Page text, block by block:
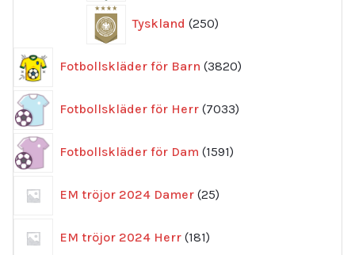
Tyskland 250
produkter
Fotbollskläder för Barn 3820
produkter
Fotbollskläder för Herr 7033
produkter
Fotbollskläder för Dam 1591
produkter
EM tröjor 2024 Damer 25
produkter
EM tröjor 2024 Herr 181
produkter